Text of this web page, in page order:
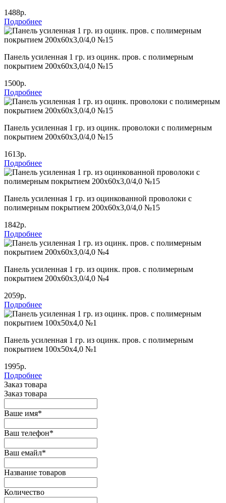
1488р.
Подробнее
Панель усиленная 1 гр. из оцинк. пров. с полимерным
покрытием 200х60х3,0/4,0 №15
1500р.
Подробнее
Панель усиленная 1 гр. из оцинк. проволоки с полимерным
покрытием 200х60х3,0/4,0 №15
1613р.
Подробнее
Панель усиленная 1 гр. из оцинкованной проволоки с
полимерным покрытием 200х60х3,0/4,0 №15
1842р.
Подробнее
Панель усиленная 1 гр. из оцинк. пров. с полимерным
покрытием 200х60х3,0/4,0 №4
2059р.
Подробнее
Панель усиленная 1 гр. из оцинк. пров. с полимерным
покрытием 100х50х4,0 №1
1995р.
Подробнее
Заказ товара
Заказ товара
Ваше имя*
Ваш телефон*
Ваш емайл*
Название товаров
Количество